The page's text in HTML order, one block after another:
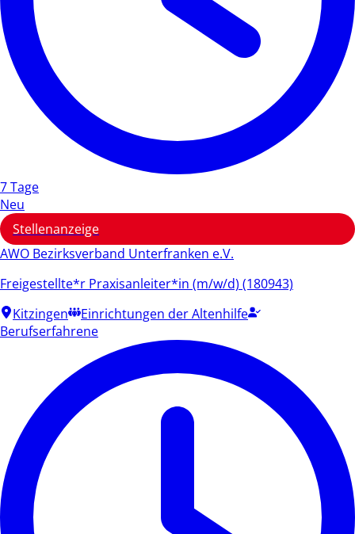
7 Tage
Neu
Stellenanzeige
AWO Bezirksverband Unterfranken e.V.
Freigestellte*r Praxisanleiter*in (m/w/d) (180943)
Kitzingen
Einrichtungen der Altenhilfe
Berufserfahrene